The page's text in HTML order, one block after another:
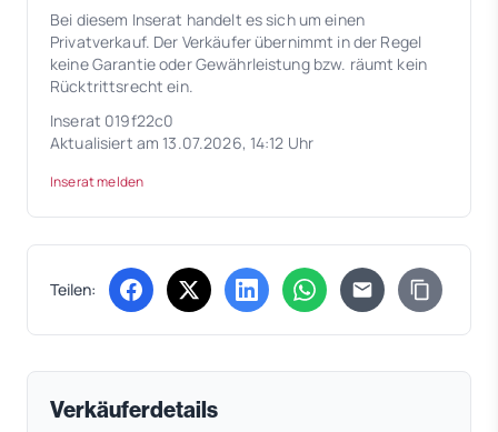
Bei diesem Inserat handelt es sich um einen
Privatverkauf. Der Verkäufer übernimmt in der Regel
keine Garantie oder Gewährleistung bzw. räumt kein
Rücktrittsrecht ein.
Inserat 019f22c0
Aktualisiert am 13.07.2026, 14:12 Uhr
Inserat melden
Teilen: (öffnet in neuem Tab)
(öffnet in neuem Tab)
(öffnet in neuem Tab)
(öffnet in neuem Tab)
Verkäuferdetails